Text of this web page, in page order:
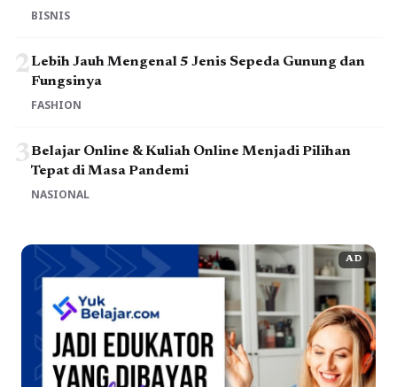
BISNIS
2Lebih Jauh Mengenal 5 Jenis Sepeda Gunung dan
Fungsinya
FASHION
3Belajar Online & Kuliah Online Menjadi Pilihan
Tepat di Masa Pandemi
NASIONAL
AD